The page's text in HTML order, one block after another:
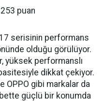
puan
17 serisinin performans
olduğu görülüyor.
yüksek performanslı
dikkat çekiyor.
OPPO gibi markalar da
güçlü bir konumda